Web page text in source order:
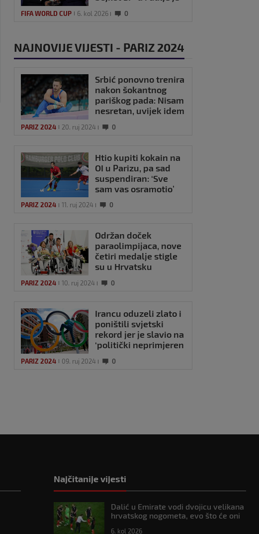
FIFA WORLD CUP 6. kol 2026 0
NAJNOVIJE VIJESTI - PARIZ 2024
Srbić ponovno trenira
nakon šokantnog
pariškog pada: Nisam
nesretan, uvijek idem
PARIZ 2024 20. ruj 2024 0
Htio kupiti kokain na
OI u Parizu, pa sad
suspendiran: ‘Sve
sam vas osramotio’
PARIZ 2024 11. ruj 2024 0
Održan doček
paraolimpijaca, nove
četiri medalje stigle
su u Hrvatsku
PARIZ 2024 10. ruj 2024 0
Irancu oduzeli zlato i
poništili svjetski
rekord jer je slavio na
‘politički neprimjeren
PARIZ 2024 09. ruj 2024 0
Najčitanije vijesti
Dalić u Emirate vodi dvojicu velikana
hrvatskog nogometa, evo što će oni
6. kol 2026